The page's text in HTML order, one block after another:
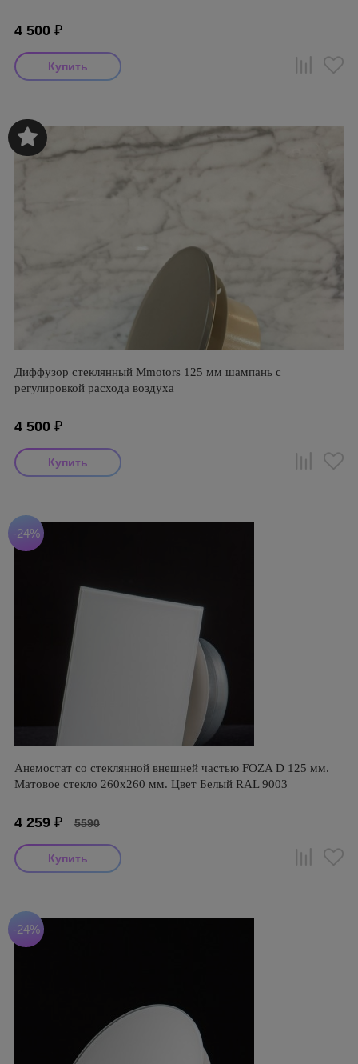
4 500 ₽
Диффузор стеклянный Mmotors 125 мм шампань с
регулировкой расхода воздуха
4 500 ₽
-24%
Анемостат со стеклянной внешней частью FOZA D 125 мм.
Матовое стекло 260х260 мм. Цвет Белый RAL 9003
4 259 ₽ 5590
-24%